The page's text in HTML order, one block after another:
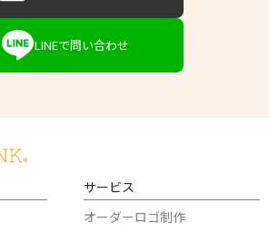
LINEで問い合わせ
サービス
オーダーロゴ制作